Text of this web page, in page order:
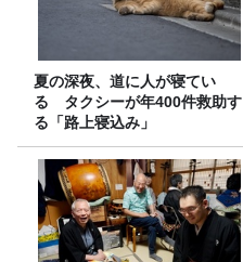
夏の深夜、道に人が寝てい
る タクシーが年400件救助す
る「路上寝込み」